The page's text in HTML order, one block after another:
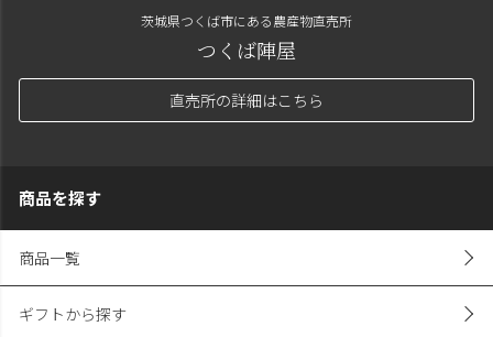
茨城県つくば市にある農産物直売所
つくば陣屋
直売所の詳細はこちら
商品を探す
商品一覧
ギフトから探す